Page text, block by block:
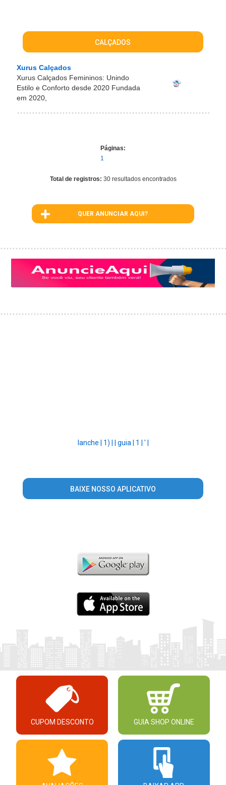
CALÇADOS
Xurus Calçados
Xurus Calçados Femininos: Unindo
Estilo e Conforto desde 2020 Fundada
em 2020,
Páginas:
1
Total de registros: 30 resultados encontrados
QUER ANUNCIAR AQUI?
lanche | 1) | | guia | 1 | ' |
BAIXE NOSSO APLICATIVO
CUPOM DESCONTO GUIA SHOP ONLINE